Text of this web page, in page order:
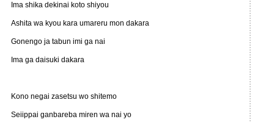
Ima shika dekinai koto shiyou
Ashita wa kyou kara umareru mon dakara
Gonengo ja tabun imi ga nai
Ima ga daisuki dakara
Kono negai zasetsu wo shitemo
Seiippai ganbareba miren wa nai yo